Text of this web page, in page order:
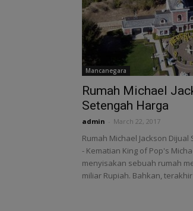
Mancanegara
Rumah Michael
Setengah Harga
admin March 22, 2017
Rumah Michael Jackson Dijual
- Kematian King of Pop's
menyisakan sebuah rumah
miliar Rupiah. Bahkan,